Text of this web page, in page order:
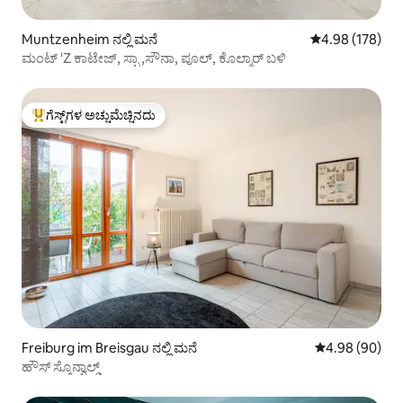
Muntzenheim ನಲ್ಲಿ ಮನೆ 5 ರಲ್ಲಿ 4.98
4.98 (178)
ಮಂಟ್ 'Z ಕಾಟೇಜ್, ಸ್ಪಾ ,ಸೌನಾ, ಪೂಲ್, ಕೊಲ್ಮಾರ್ ಬಳಿ
ಗೆಸ್ಟ್‌ಗಳಿಗೆ ಅತಿ ಹೆಚ್ಚು ಅಚ್ಚುಮೆಚ್ಚಿನದು
ಗೆಸ್ಟ್‌ಗಳ ಅಚ್ಚುಮೆಚ್ಚಿನದು
Freiburg im Breisgau ನಲ್ಲಿ ಮನೆ 5 ರಲ್ಲಿ 4.98
4.98 (90)
ಹೌಸ್ ಸ್ಕೊನ್ವಾಲ್ಡ್